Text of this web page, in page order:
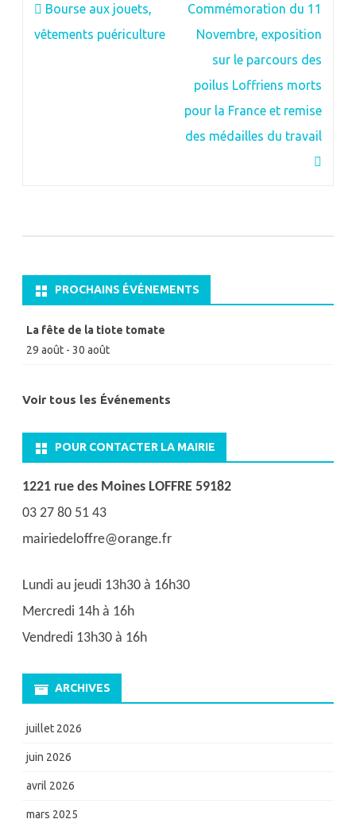
Navigation
de
Bourse aux jouets,
vêtements puériculture
Commémoration du 11
Novembre, exposition
sur le parcours des
poilus Loffriens morts
pour la France et remise
des médailles du travail
PROCHAINS ÉVÉNEMENTS
La fête de la tiote tomate
29 août - 30 août
Voir tous les Événements
POUR CONTACTER LA MAIRIE
1221 rue des Moines LOFFRE 59182
03 27 80 51 43
mairiedeloffre@orange.fr
Lundi au jeudi 13h30 à 16h30
Mercredi 14h à 16h
Vendredi 13h30 à 16h
ARCHIVES
juillet 2026
juin 2026
avril 2026
mars 2025